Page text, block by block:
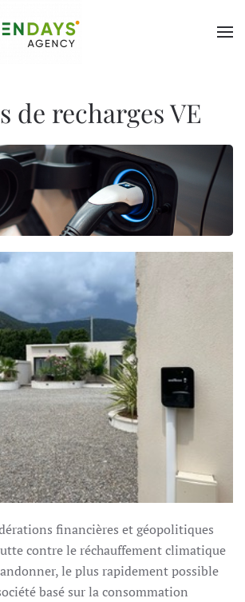
de recharges VE
financières et géopolitiques
contre le réchauffement climatique
le plus rapidement possible
basé sur la consommation